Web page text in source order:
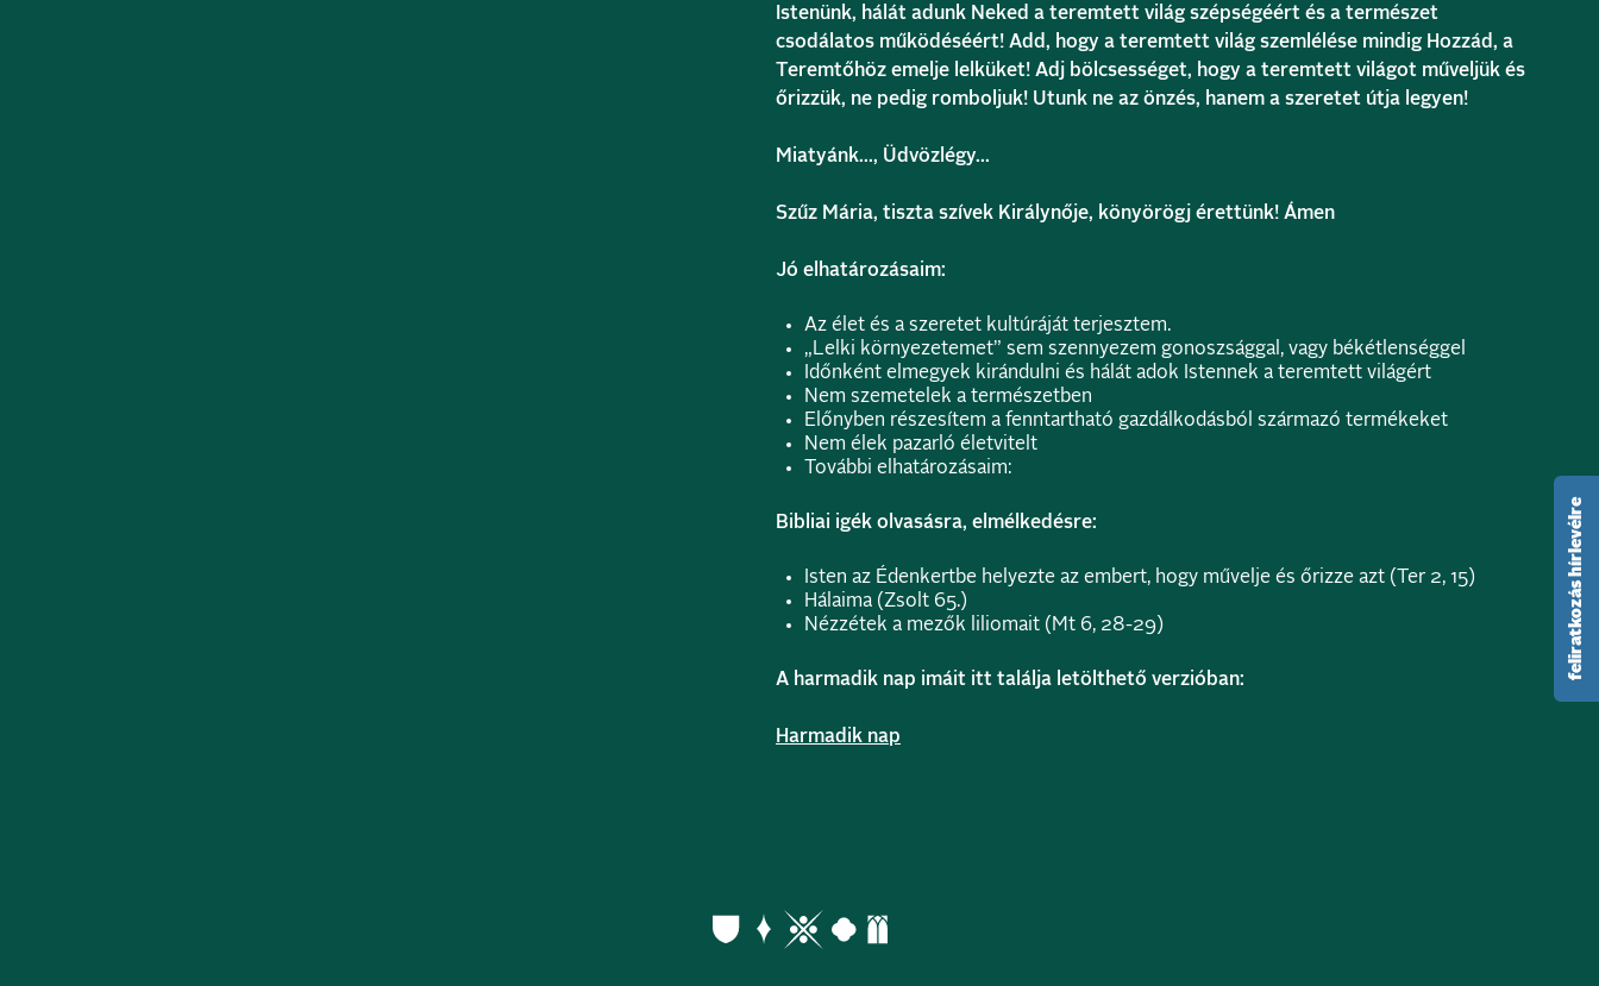
Istenünk, hálát adunk Neked a teremtett világ szépségéért és a természet
csodálatos működéséért! Add, hogy a teremtett világ szemlélése mindig Hozzád, a
Teremtőhöz emelje lelküket! Adj bölcsességet, hogy a teremtett világot műveljük és
őrizzük, ne pedig romboljuk! Utunk ne az önzés, hanem a szeretet útja legyen!
Miatyánk…, Üdvözlégy…
Szűz Mária, tiszta szívek Királynője, könyörögj érettünk! Ámen
Jó elhatározásaim:
Az élet és a szeretet kultúráját terjesztem.
„Lelki környezetemet” sem szennyezem gonoszsággal, vagy békétlenséggel
Időnként elmegyek kirándulni és hálát adok Istennek a teremtett világért
Nem szemetelek a természetben
Előnyben részesítem a fenntartható gazdálkodásból származó termékeket
Nem élek pazarló életvitelt
További elhatározásaim:
Bibliai igék olvasásra, elmélkedésre:
Isten az Édenkertbe helyezte az embert, hogy művelje és őrizze azt (Ter 2, 15)
Hálaima (Zsolt 65.)
Nézzétek a mezők liliomait (Mt 6, 28-29)
A harmadik nap imáit itt találja letölthető verzióban:
Harmadik nap
feliratkozás hírlevélre